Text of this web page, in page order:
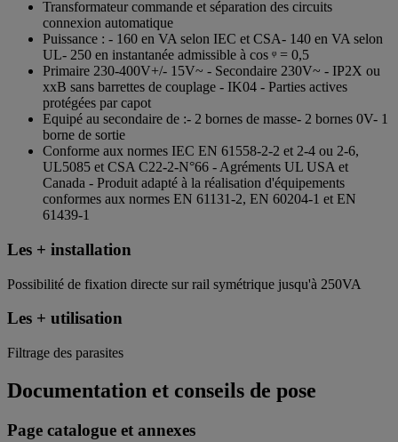
Transformateur commande et séparation des circuits
connexion automatique
Puissance : - 160 en VA selon IEC et CSA- 140 en VA selon
UL- 250 en instantanée admissible à cos ᵠ = 0,5
Primaire 230-400V+/- 15V~ - Secondaire 230V~ - IP2X ou
xxB sans barrettes de couplage - IK04 - Parties actives
protégées par capot
Equipé au secondaire de :- 2 bornes de masse- 2 bornes 0V- 1
borne de sortie
Conforme aux normes IEC EN 61558-2-2 et 2-4 ou 2-6,
UL5085 et CSA C22-2-N°66 - Agréments UL USA et
Canada - Produit adapté à la réalisation d'équipements
conformes aux normes EN 61131-2, EN 60204-1 et EN
61439-1
Les + installation
Possibilité de fixation directe sur rail symétrique jusqu'à 250VA
Les + utilisation
Filtrage des parasites
Documentation et conseils de pose
Page catalogue et annexes